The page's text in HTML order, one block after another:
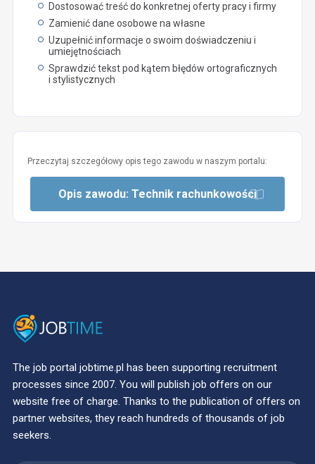
Dostosować treść do konkretnej oferty pracy i firmy
Zamienić dane osobowe na własne
Uzupełnić informacje o swoim doświadczeniu i
umiejętnościach
Sprawdzić tekst pod kątem błędów ortograficznych
i stylistycznych
Przeczytaj szczegółowy opis tego zawodu w naszym portalu:
Opis zawodu: Technik rachunkowości
The job portal jobtime.pl has been supporting recruitment
processes since 2007. You will publish job offers on our
website free of charge. Thanks to the publication of offers on
partner websites, they reach hundreds of thousands of job
seekers.